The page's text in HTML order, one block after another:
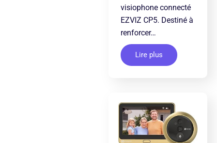
visiophone connecté
EZVIZ CP5. Destiné à
renforcer…
Lire plus